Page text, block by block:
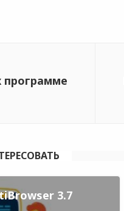
программе
3.7